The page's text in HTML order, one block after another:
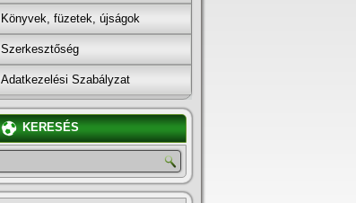
Könyvek, füzetek, újságok
Szerkesztőség
Adatkezelési Szabályzat
KERESÉS